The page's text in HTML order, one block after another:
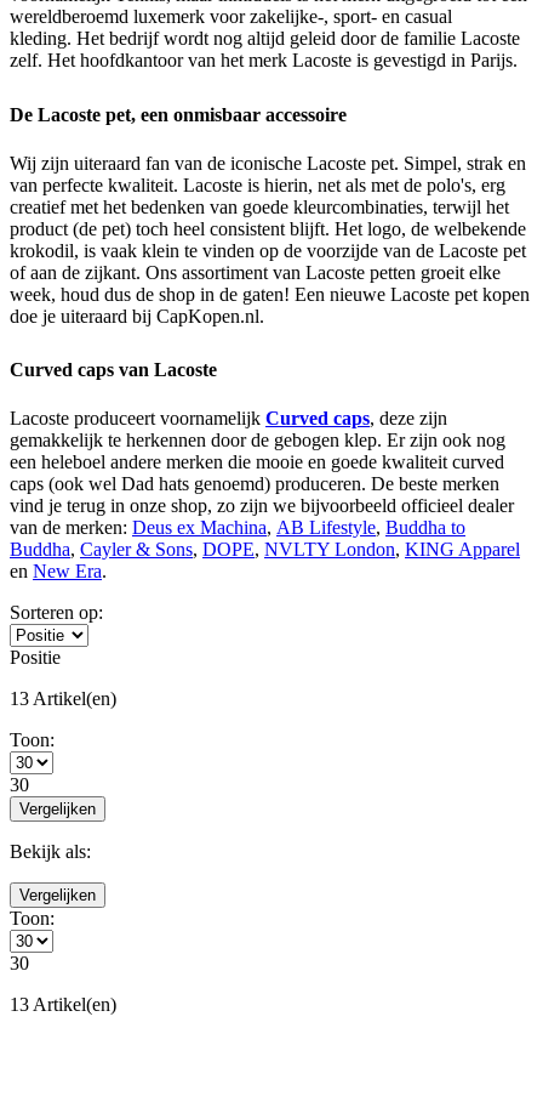
wereldberoemd luxemerk voor zakelijke-, sport- en casual
kleding. Het bedrijf wordt nog altijd geleid door de familie Lacoste
zelf. Het hoofdkantoor van het merk Lacoste is gevestigd in Parijs.
De Lacoste pet, een onmisbaar accessoire
Wij zijn uiteraard fan van de iconische Lacoste pet. Simpel, strak en
van perfecte kwaliteit. Lacoste is hierin, net als met de polo's, erg
creatief met het bedenken van goede kleurcombinaties, terwijl het
product (de pet) toch heel consistent blijft. Het logo, de welbekende
krokodil, is vaak klein te vinden op de voorzijde van de Lacoste pet
of aan de zijkant. Ons assortiment van Lacoste petten groeit elke
week, houd dus de shop in de gaten! Een nieuwe Lacoste pet kopen
doe je uiteraard bij CapKopen.nl.
Curved caps van Lacoste
Lacoste produceert voornamelijk Curved caps, deze zijn
gemakkelijk te herkennen door de gebogen klep. Er zijn ook nog
een heleboel andere merken die mooie en goede kwaliteit curved
caps (ook wel Dad hats genoemd) produceren. De beste merken
vind je terug in onze shop, zo zijn we bijvoorbeeld officieel dealer
van de merken: Deus ex Machina, AB Lifestyle, Buddha to
Buddha, Cayler & Sons, DOPE, NVLTY London, KING Apparel
en New Era.
Sorteren op:
Positie
13 Artikel(en)
Toon:
30
Vergelijken
Bekijk als:
Vergelijken
Toon:
30
13 Artikel(en)